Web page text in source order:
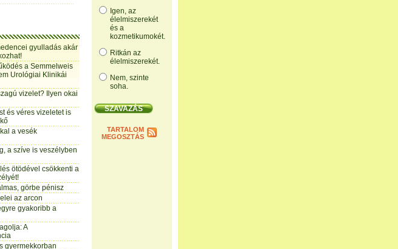
Igen, az
élelmiszerekét
és a
kozmetikumokét.
Ritkán az
élelmiszerekét.
Nem, szinte
soha.
TARTALOM
MEGOSZTÁS
gyulladás akár
a Semmelweis
Urológiai Klinikái
vizelet? Ilyen okai
és véres vizeletet is
a vesék
a szíve is veszélyben
ötödével csökkenti a
görbe pénisz
az arcon
gyakoribb a
A
gyermekkorban